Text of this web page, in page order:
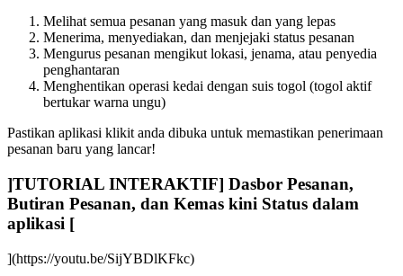
Melihat semua pesanan yang masuk dan yang lepas
Menerima, menyediakan, dan menjejaki status pesanan
Mengurus pesanan mengikut lokasi, jenama, atau penyedia
penghantaran
Menghentikan operasi kedai dengan suis togol (togol aktif
bertukar warna ungu)
Pastikan aplikasi klikit anda dibuka untuk memastikan penerimaan
pesanan baru yang lancar!
]TUTORIAL INTERAKTIF] Dasbor Pesanan,
Butiran Pesanan, dan Kemas kini Status dalam
aplikasi [
](https://youtu.be/SijYBDlKFkc)